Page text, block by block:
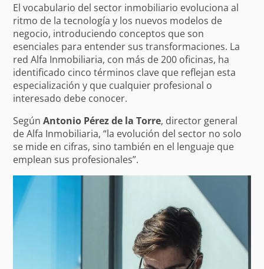
El vocabulario del sector inmobiliario evoluciona al
ritmo de la tecnología y los nuevos modelos de
negocio, introduciendo conceptos que son
esenciales para entender sus transformaciones. La
red Alfa Inmobiliaria, con más de 200 oficinas, ha
identificado cinco términos clave que reflejan esta
especialización y que cualquier profesional o
interesado debe conocer.
SegúnAntonio Pérez de la Torre, director general
de Alfa Inmobiliaria, “la evolución del sector no solo
se mide en cifras, sino también en el lenguaje que
emplean sus profesionales”.